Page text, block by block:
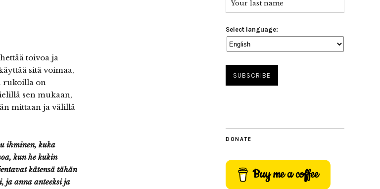
toivoa ja
sitä voimaa,
rukoilla on
sen mukaan,
mittaan ja välillä
ihminen, kuka
kun he kukin
kätensä tähän
ja anna anteeksi ja
Select language:
DONATE
Buy me a coffee